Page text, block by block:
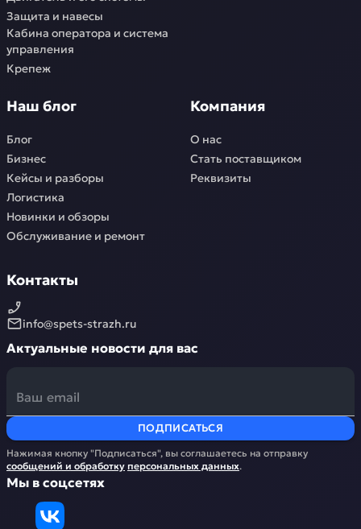
Защита и навесы
Кабина оператора и система
управления
Крепеж
Наш блог
Блог
Бизнес
Кейсы и разборы
Логистика
Новинки и обзоры
Обслуживание и ремонт
Компания
О нас
Стать поставщиком
Реквизиты
Контакты
info@spets-strazh.ru
Актуальные новости для вас
ПОДПИСАТЬСЯ
Нажимая кнопку "Подписаться", вы соглашаетесь на отправку
сообщений и обработку персональных данных.
Мы в соцсетях